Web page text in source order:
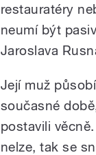
restauratéry
neumí být
Jaroslava
Její muž
současné
postavili
nelze, tak se